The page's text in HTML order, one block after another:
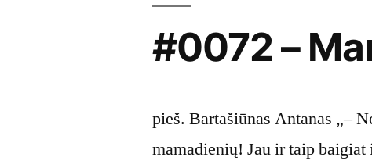
#0072 –
pieš. Bartašiūnas Antanas „–
mamadienių! Jau ir taip